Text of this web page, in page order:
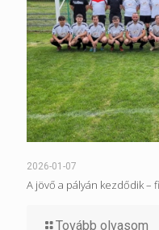
2026-01-07
A jövő a pályán kezdődik –
Tovább olvasom